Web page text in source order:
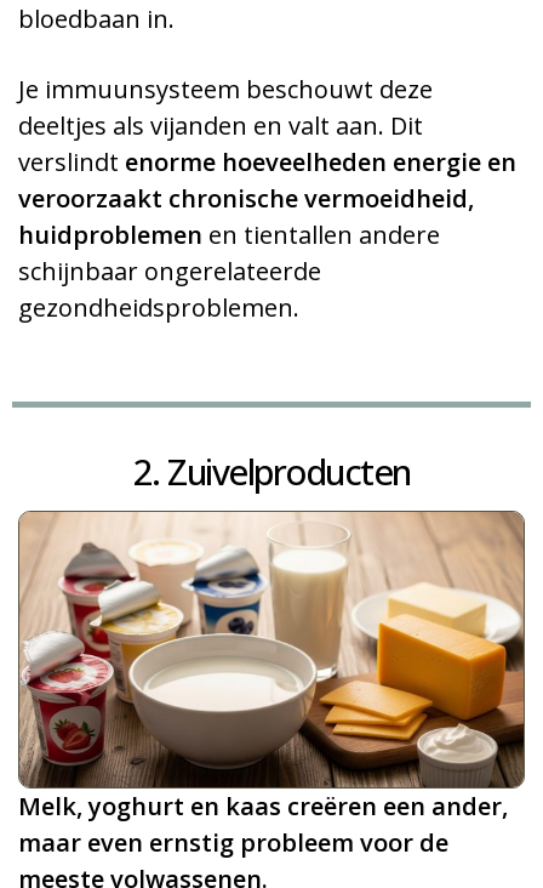
bloedbaan in.
Je immuunsysteem beschouwt deze
deeltjes als vijanden en valt aan. Dit
verslindt enorme hoeveelheden energie en
veroorzaakt chronische vermoeidheid,
huidproblemen en tientallen andere
schijnbaar ongerelateerde
gezondheidsproblemen.
2. Zuivelproducten
Melk, yoghurt en kaas creëren een ander,
maar even ernstig probleem voor de
meeste volwassenen.